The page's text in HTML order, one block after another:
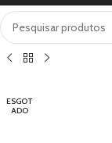
ESGOT
ADO